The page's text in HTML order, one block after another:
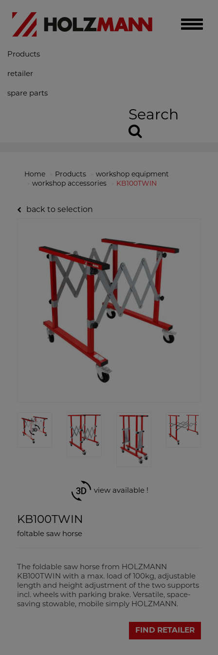
Toggle
Products
retailer
spare parts
Search
Home Products
workshop equipment
workshop accessories
KB100TWIN
back to selection
view available !
KB100TWIN
foltable saw horse
The foldable saw horse from HOLZMANN
KB100TWIN with a max. load of 100kg, adjustable
length and height adjustment of the two supports
incl. wheels with parking brake. Versatile, space-
saving stowable, mobile simply HOLZMANN.
FIND RETAILER